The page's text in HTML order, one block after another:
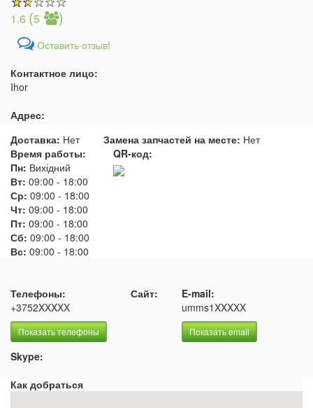
1.6 (5 )
Оставить отзыв!
Контактное лицо:
Ihor
Адрес:
Доставка: Нет Замена запчастей на месте: Нет
Время работы:
Пн: Вихідний
Вт: 09:00 - 18:00
Ср: 09:00 - 18:00
Чт: 09:00 - 18:00
Пт: 09:00 - 18:00
Сб: 09:00 - 18:00
Вс: 09:00 - 18:00
QR-код:
Телефоны:
+3752XXXXX
Показать телефоны
Сайт:
E-mail:
umms1XXXXX
Показать email
Skype:
Как добраться